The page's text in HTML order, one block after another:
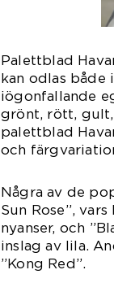
Palettblad
kan odlas både
iögonfallande
grönt, rött,
palettblad
och
Några av de
Sun Rose”,
nyanser, och
inslag av lila.
”Kong Red”.